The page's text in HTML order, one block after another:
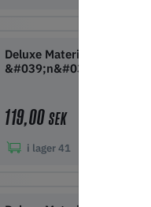
Deluxe Materials Glue
&#039;n&#039; Glaze
119,00SEK
i lager41